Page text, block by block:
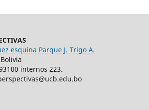
esquina Parque J. Trigo A.
internos 223.